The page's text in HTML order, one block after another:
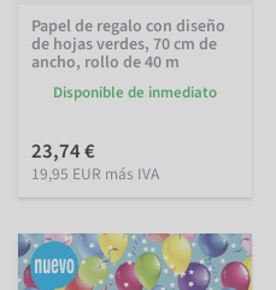
Papel de regalo con diseño
de hojas verdes, 70 cm de
ancho, rollo de 40 m
Disponible de inmediato
23,74 €
19,95 EUR más IVA